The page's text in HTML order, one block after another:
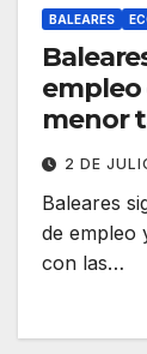
BALEARES
empleo
menor
2 DE
Baleares
de empleo
con las…